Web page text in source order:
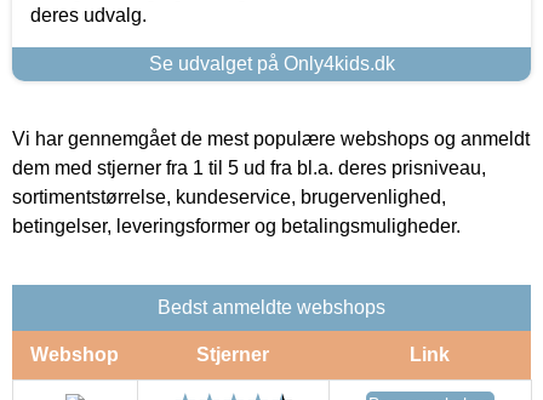
deres udvalg.
Se udvalget på Only4kids.dk
Vi har gennemgået de mest populære webshops og anmeldt
dem med stjerner fra 1 til 5 ud fra bl.a. deres prisniveau,
sortimentstørrelse, kundeservice, brugervenlighed,
betingelser, leveringsformer og betalingsmuligheder.
Bedst anmeldte webshops
Webshop Stjerner Link